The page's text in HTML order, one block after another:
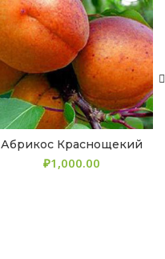
Абрикос Краснощекий
₽